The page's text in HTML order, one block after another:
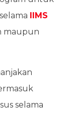
IIMS
maupun
selama